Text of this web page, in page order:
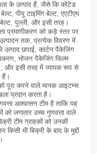
के उत्पाद हैं, जैसे कि कोटेड
पीयू टाइमिंग बेल्ट, एएटीएम
पुल्ली, और इसी तरह।
प्रमाणीकरण को कड़े स्तर पर
तक, प्रत्येक विवरण में
उत्पाद छपाई, कार्टन पैकेजिंग
भोजन पैकेजिंग फिल्म
और इसी तरह में व्यापक रूप से
हैं।
पूरा करने वाले मानक आइटम्स
प्रदान करता है।
आश्वासन टीम है ताकि यह
लगातार उच्च गुणवत्ता वाले
टीम ग्राहकों को उनकी
भी बिक्री के बाद के मुद्दों